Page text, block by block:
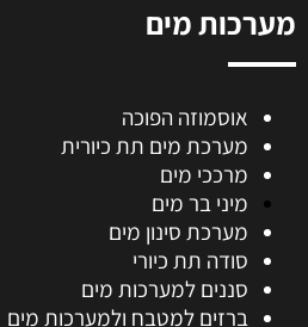
מערכות מים
אוסמוזה הפוכה
מערכת מים תת כיורית
מרככי מים
מיני בר מים
מערכת סינון מים
סודה תת כיורי
סננים למערכות מים
ברזים למטבח ולמערכות מים